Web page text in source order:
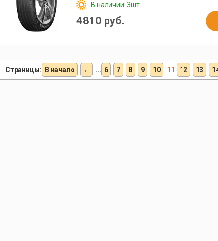
В наличии: 3шт
4810 руб.
Страницы: В начало ← ... 6 7 8 9 10 11 12 13